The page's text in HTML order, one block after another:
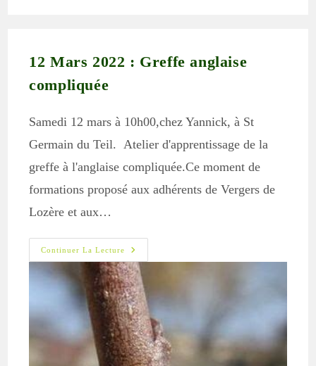
12 Mars 2022 : Greffe anglaise
compliquée
Samedi 12 mars à 10h00,chez Yannick, à St
Germain du Teil. Atelier d'apprentissage de la
greffe à l'anglaise compliquée.Ce moment de
formations proposé aux adhérents de Vergers de
Lozère et aux…
Continuer La Lecture
12
Mars
2022
:
Greffe
Anglaise
Compliquée